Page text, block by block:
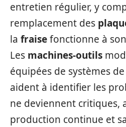
entretien régulier, y
remplacement des
la fraisefonctionne à
Les machines-outils
équipées de systèmes
aident à identifier les
ne deviennent critiques,
production continue et